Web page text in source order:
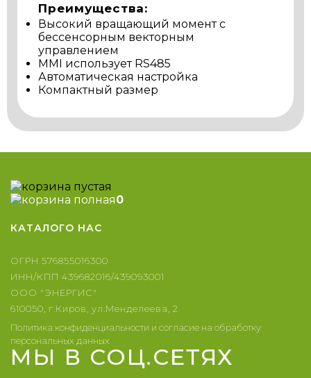
Преимущества:
Высокий вращающий момент с
бессенсорным векторным
управлением
MMI использует RS485
Автоматическая настройка
Компактный размер
0
КАТАЛОГО НАС
ОГРН 576855016300
ИНН/КПП 439682016/439093001
ООО "ЭНЕРГИС"
610050, г.Киров, ул.Менделеева, 2
Политика конфиденциальности и согласие на обработку
персональных данных
МЫ В СОЦ.СЕТЯХ